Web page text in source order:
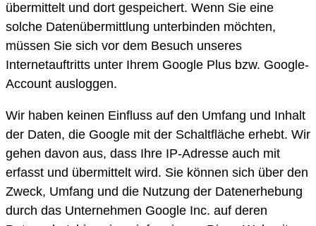
übermittelt und dort gespeichert. Wenn Sie eine
solche Datenübermittlung unterbinden möchten,
müssen Sie sich vor dem Besuch unseres
Internetauftritts unter Ihrem Google Plus bzw. Google-
Account ausloggen.
Wir haben keinen Einfluss auf den Umfang und Inhalt
der Daten, die Google mit der Schaltfläche erhebt. Wir
gehen davon aus, dass Ihre IP-Adresse auch mit
erfasst und übermittelt wird. Sie können sich über den
Zweck, Umfang und die Nutzung der Datenerhebung
durch das Unternehmen Google Inc. auf deren